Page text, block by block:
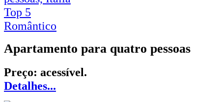
Top 5
Romântico
Apartamento para quatro pessoas
Preço: acessível.
Detalhes...